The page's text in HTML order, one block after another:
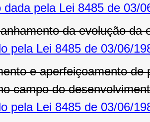
dada pela Lei 8485 de 03/
da evolução da
pela Lei 8485 de 03/06/
e aperfeiçoamento
campo do
pela Lei 8485 de 03/06/